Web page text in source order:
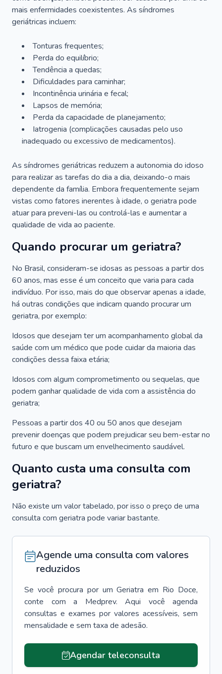
mais enfermidades coexistentes. As síndromes
geriátricas incluem:
Tonturas frequentes;
Perda do equilíbrio;
Tendência a quedas;
Dificuldades para caminhar;
Incontinência urinária e fecal;
Lapsos de memória;
Perda da capacidade de planejamento;
Iatrogenia (complicações causadas pelo uso
inadequado ou excessivo de medicamentos).
As síndromes geriátricas reduzem a autonomia do idoso
para realizar as tarefas do dia a dia, deixando-o mais
dependente da família. Embora frequentemente sejam
vistas como fatores inerentes à idade, o geriatra pode
atuar para preveni-las ou controlá-las e aumentar a
qualidade de vida ao paciente.
Quando procurar um geriatra?
No Brasil, consideram-se idosas as pessoas a partir dos
60 anos, mas esse é um conceito que varia para cada
indivíduo. Por isso, mais do que observar apenas a idade,
há outras condições que indicam quando procurar um
geriatra, por exemplo:
Idosos que desejam ter um acompanhamento global da
saúde com um médico que pode cuidar da maioria das
condições dessa faixa etária;
Idosos com algum comprometimento ou sequelas, que
podem ganhar qualidade de vida com a assistência do
geriatra;
Pessoas a partir dos 40 ou 50 anos que desejam
prevenir doenças que podem prejudicar seu bem-estar no
futuro e que buscam um envelhecimento saudável.
Quanto custa uma consulta com
geriatra?
Não existe um valor tabelado, por isso o preço de uma
consulta com geriatra pode variar bastante.
Agende uma consulta com valores
reduzidos
Se você procura por um Geriatra em Rio Doce,
conte com a Medprev. Aqui você agenda
consultas e exames por valores acessíveis, sem
mensalidade e sem taxa de adesão.
Agendar teleconsulta